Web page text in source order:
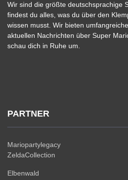
Wir sind die größte deutschsprachige
findest du alles, was du über den
wissen musst. Wir bieten
aktuellen Nachrichten über Super
schau dich in Ruhe um.
PARTNER
Mariopartylegacy
ZeldaCollection
Elbenwald